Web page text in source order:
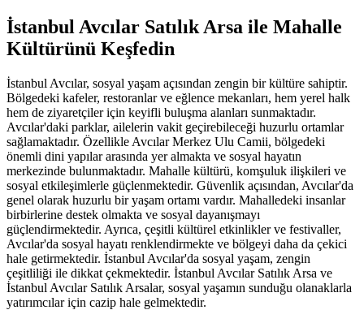
İstanbul Avcılar Satılık Arsa ile Mahalle
Kültürünü Keşfedin
İstanbul Avcılar, sosyal yaşam açısından zengin bir kültüre sahiptir.
Bölgedeki kafeler, restoranlar ve eğlence mekanları, hem yerel halk
hem de ziyaretçiler için keyifli buluşma alanları sunmaktadır.
Avcılar'daki parklar, ailelerin vakit geçirebileceği huzurlu ortamlar
sağlamaktadır. Özellikle Avcılar Merkez Ulu Camii, bölgedeki
önemli dini yapılar arasında yer almakta ve sosyal hayatın
merkezinde bulunmaktadır. Mahalle kültürü, komşuluk ilişkileri ve
sosyal etkileşimlerle güçlenmektedir. Güvenlik açısından, Avcılar'da
genel olarak huzurlu bir yaşam ortamı vardır. Mahalledeki insanlar
birbirlerine destek olmakta ve sosyal dayanışmayı
güçlendirmektedir. Ayrıca, çeşitli kültürel etkinlikler ve festivaller,
Avcılar'da sosyal hayatı renklendirmekte ve bölgeyi daha da çekici
hale getirmektedir. İstanbul Avcılar'da sosyal yaşam, zengin
çeşitliliği ile dikkat çekmektedir. İstanbul Avcılar Satılık Arsa ve
İstanbul Avcılar Satılık Arsalar, sosyal yaşamın sunduğu olanaklarla
yatırımcılar için cazip hale gelmektedir.